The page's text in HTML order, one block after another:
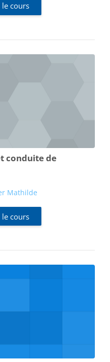
cours
conduite de
Mathilde
cours